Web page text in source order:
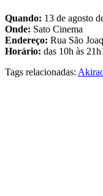
Quando: 13 de agosto
Onde: Sato Cinema
Endereço: Rua São
Horário: das 10h às
Tags relacionadas: Akira